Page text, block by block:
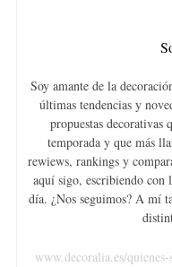
Soy amante de la
últimas tendencias y
propuestas decorativas
temporada y que más
rewiews, rankings y
aquí sigo, escribiendo
día. ¿Nos seguimos? A mí
www.decoralia.es/quienes-